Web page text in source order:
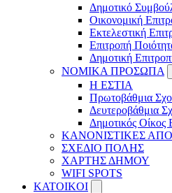
Δημοτικό
Οικονομική
Εκτελεστική
Επιτροπή
Δημοτική
ΝΟΜΙΚΑ ΠΡΟΣΩΠΑ
Η ΕΣΤΙΑ
Πρωτοβάθμια
Δευτεροβάθμια
Δημοτικός Οίκος
ΚΑΝΟΝΙΣΤΙΚΕΣ
ΣΧΕΔΙΟ ΠΟΛΗΣ
ΧΑΡΤΗΣ ΔΗΜΟΥ
WIFI SPOTS
KATOIKOI